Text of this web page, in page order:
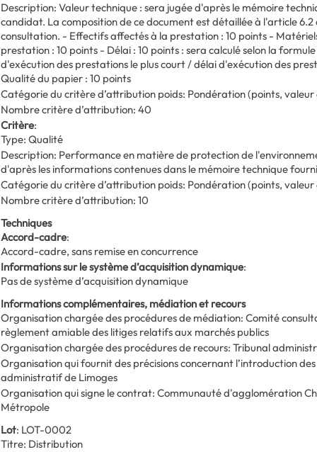
Description: Valeur technique : sera jugée d'après le mémoire
candidat. La composition de ce document est détaillée à l'article
consultation. - Effectifs affectés à la prestation : 10 points -
prestation : 10 points - Délai : 10 points : sera calculé selon la
d'exécution des prestations le plus court / délai d'exécution des
Qualité du papier : 10 points
Catégorie du critère d’attribution poids: Pondération (points,
Nombre critère d’attribution: 40
Critère:
Type: Qualité
Description: Performance en matière de protection de
d'après les informations contenues dans le mémoire technique
Catégorie du critère d’attribution poids: Pondération (points,
Nombre critère d’attribution: 10
Techniques
Accord-cadre:
Accord-cadre, sans remise en concurrence
Informations sur le système d’acquisition dynamique:
Pas de système d’acquisition dynamique
Informations complémentaires, médiation et recours
Organisation chargée des procédures de médiation: Comité
règlement amiable des litiges relatifs aux marchés publics
Organisation chargée des procédures de recours: Tribunal
Organisation qui fournit des précisions concernant l’introduction
administratif de Limoges
Organisation qui signe le contrat: Communauté d'agglomération
Métropole
Lot: LOT-0002
Titre: Distribution